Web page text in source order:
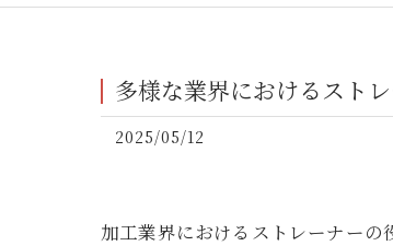
多様な業界におけるスト
2025/05/12
加工業界におけるストレーナーの